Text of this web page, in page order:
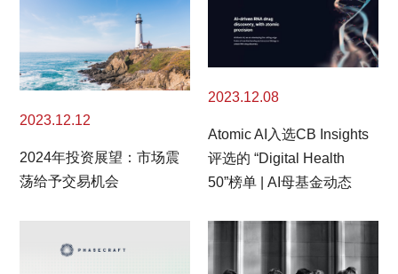
2023.12.12
2024年投资展望：市场震
荡给予交易机会
2023.12.08
Atomic AI入选CB Insights
评选的 “Digital Health
50”榜单 | AI母基金动态